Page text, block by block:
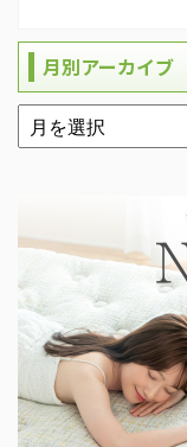
月別アーカイブ